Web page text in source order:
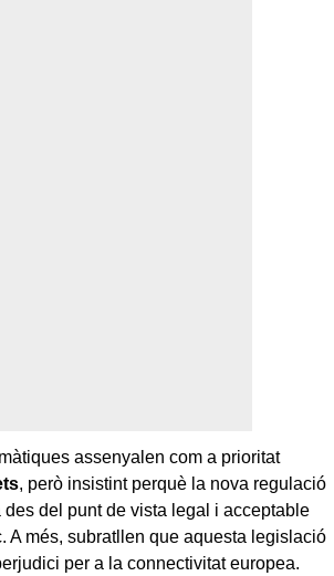
assenyalen com a prioritat
, però insistint perquè la nova regulació
del punt de vista legal i acceptable
A més, subratllen que aquesta legislació
per a la connectivitat europea.